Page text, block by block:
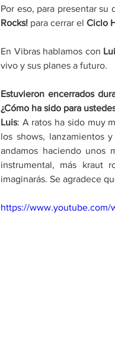
Por eso, para presentar
Rocks! para cerrar el Ciclo
En Vibras hablamos con
vivo y sus planes a futuro.
Estuvieron encerrados
¿Cómo ha sido para
Luis: A ratos ha sido muy
los shows, lanzamientos
andamos haciendo unos
instrumental, más kraut
imaginarás. Se agradece
https://www.youtube.com/